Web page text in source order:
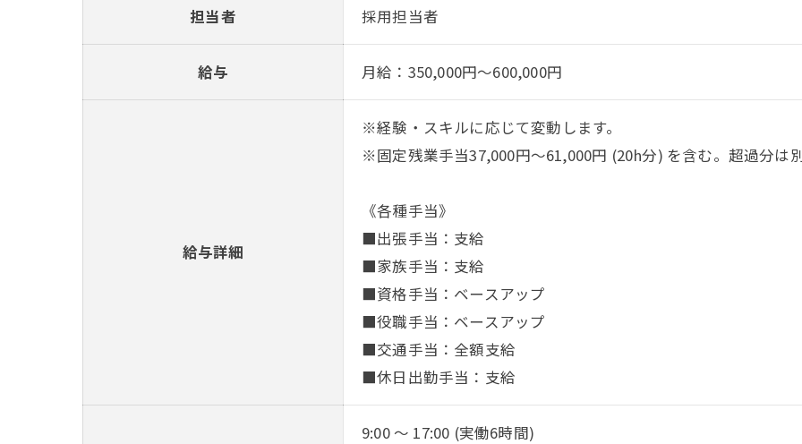
担当者 採用担当者
給与 月給：350,000円～600,000円
給与詳細
※経験・スキルに応じて変動します。
※固定残業手当37,000円～61,000円 (20h分) を含む。超過分は別
《各種手当》
■出張手当：支給
■家族手当：支給
■資格手当：ベースアップ
■役職手当：ベースアップ
■交通手当：全額支給
■休日出勤手当：支給
9:00 ～ 17:00 (実働6時間)